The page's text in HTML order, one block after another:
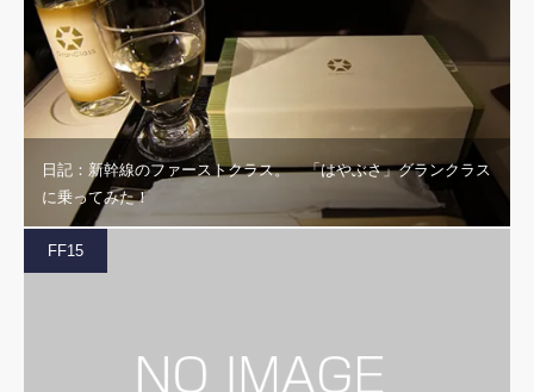
日記：新幹線のファーストクラス。 「はやぶさ」グランクラス
に乗ってみた！
FF15